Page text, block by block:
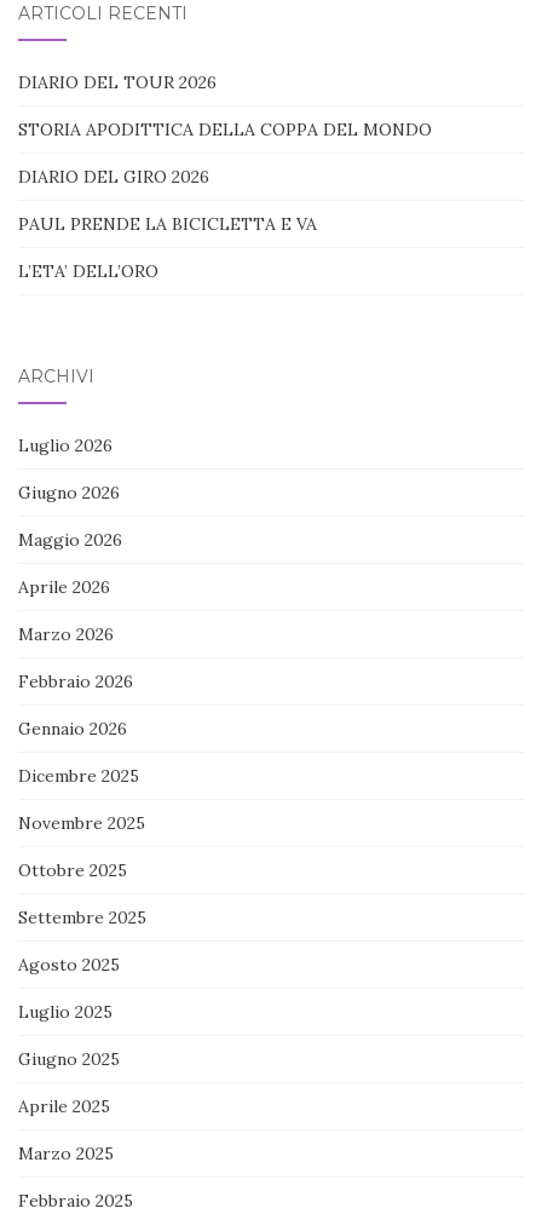
ARTICOLI RECENTI
DIARIO DEL TOUR 2026
STORIA APODITTICA DELLA COPPA DEL MONDO
DIARIO DEL GIRO 2026
PAUL PRENDE LA BICICLETTA E VA
L’ETA’ DELL’ORO
ARCHIVI
Luglio 2026
Giugno 2026
Maggio 2026
Aprile 2026
Marzo 2026
Febbraio 2026
Gennaio 2026
Dicembre 2025
Novembre 2025
Ottobre 2025
Settembre 2025
Agosto 2025
Luglio 2025
Giugno 2025
Aprile 2025
Marzo 2025
Febbraio 2025